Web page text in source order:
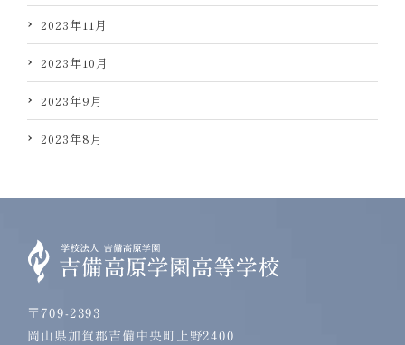
2023年11月
2023年10月
2023年9月
2023年8月
〒709-2393
岡山県加賀郡吉備中央町上野2400